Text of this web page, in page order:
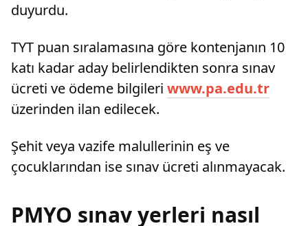
duyurdu.
TYT puan sıralamasına göre kontenjanın 10
katı kadar aday belirlendikten sonra sınav
ücreti ve ödeme bilgileri www.pa.edu.tr
üzerinden ilan edilecek.
Şehit veya vazife malullerinin eş ve
çocuklarından ise sınav ücreti alınmayacak.
PMYO sınav yerleri nasıl